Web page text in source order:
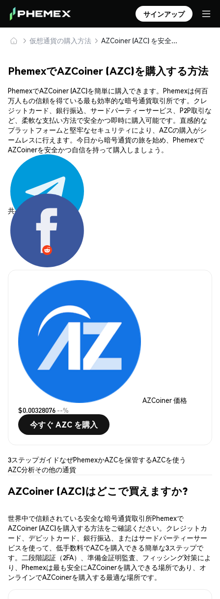
サインアップ
仮想通貨の購入方法 AZCoiner (AZC) を安全に購入・保管
PhemexでAZCoiner (AZC)を購入する方法
PhemexでAZCoiner (AZC)を簡単に購入できます。Phemexは何百
万人もの信頼を得ている最も効率的な暗号通貨取引所です。クレ
ジットカード、銀行振込、サードパーティーサービス、P2P取引な
ど、柔軟な支払い方法で安全かつ即時に購入可能です。直感的な
プラットフォームと堅牢なセキュリティにより、AZCの購入がシ
ームレスに行えます。今日から暗号通貨の旅を始め、Phemexで
AZCoinerを安全かつ自信を持って購入しましょう。
共有する:
AZCoiner 価格
$0.00328076 --%
今すぐ AZC を購入
3ステップガイドなぜPhemexかAZCを保管するAZCを使う
AZC分析その他の通貨
AZCoiner (AZC)はどこで買えますか?
世界中で信頼されている安全な暗号通貨取引所Phemexで
AZCoiner (AZC)を購入する方法をご確認ください。クレジットカ
ード、デビットカード、銀行振込、またはサードパーティーサー
ビスを使って、低手数料でAZCを購入できる簡単な3ステップで
す。二段階認証（2FA）、準備金証明監査、フィッシング対策によ
り、Phemexは最も安全にAZCoinerを購入できる場所であり、オ
ンラインでAZCoinerを購入する最適な場所です。